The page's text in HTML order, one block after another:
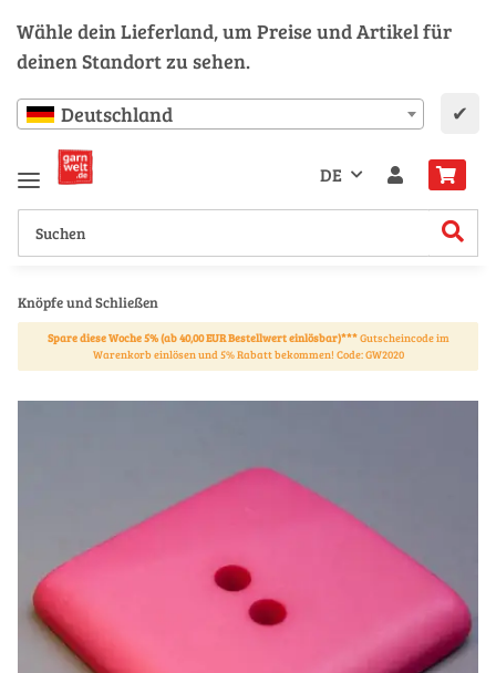
Wähle dein Lieferland, um Preise und Artikel für
deinen Standort zu sehen.
Deutschland ✔
DE
Knöpfe und Schließen
Spare diese Woche 5% (ab 40,00 EUR Bestellwert einlösbar)***Gutscheincode im
Warenkorb einlösen und 5% Rabatt bekommen! Code: GW2020